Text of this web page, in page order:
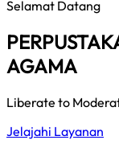
Selamat Datang
AGAMA
Liberate to
Jelajahi Layanan